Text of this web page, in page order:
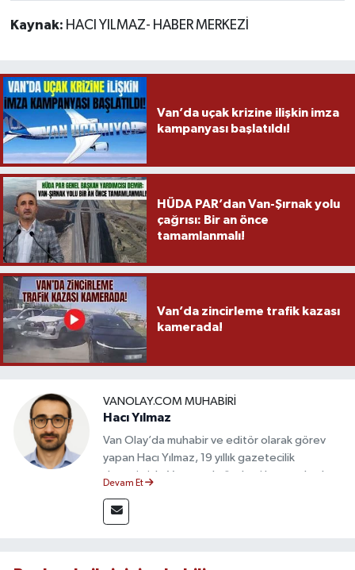
Kaynak: HACI YILMAZ- HABER MERKEZİ
Van’da uçak krizine ilişkin imza
kampanyası başlatıldı!
HÜDA PAR’dan Van-Şırnak yolu
çağrısı: Bir an önce
tamamlanmalı!
Van’da zincirleme trafik kazası
kamerada!
VANOLAY.COM MUHABIRI
Hacı Yılmaz
Van Olay’da muhabir ve editör olarak görev
yapan Hacı Yılmaz, 19 yıllık gazetecilik
deneyimiyle Van yerel gündemi başta olmak
takip etmektedir. Editoryal sürece katkı sunan
Yılmaz, tarafsızlık, doğruluk ve etik ilkeler
Devam Et